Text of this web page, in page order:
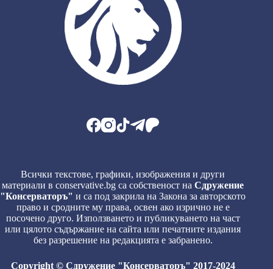
Всички текстове, графики, изображения и други
материали в conservative.bg са собственост наСдружение
"Консерваторъ" и са под закрила на Закона за авторското
право и сродните му права, освен ако изрично не е
посочено друго. Използването и публикуването на част
или цялото съдържание на сайта или печатните издания
без разрешение на редакцията е забранено.
Copyright © Сдружение "Консерваторъ" 2017-2024